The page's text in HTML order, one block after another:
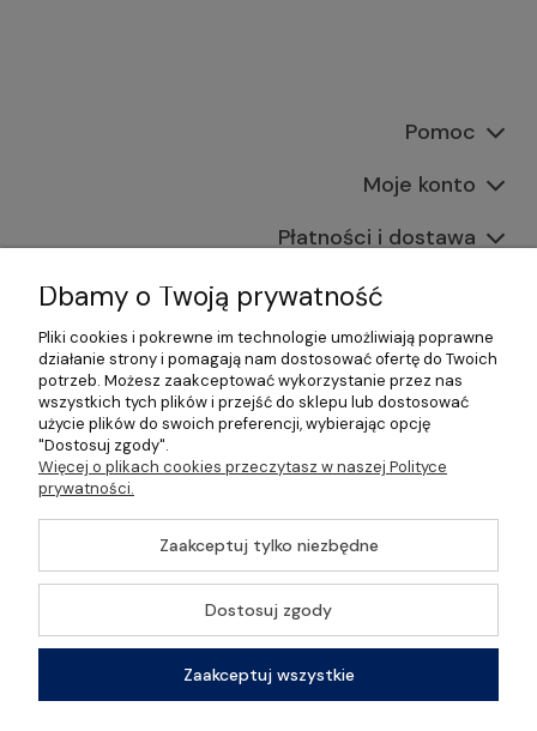
Pomoc
Moje konto
Płatności i dostawa
Informacje
O nas
©2026 Wszelkie Prawa Zastrzeżone | Gastrosklep |
Wyposażenie gastronomii, restauracji oraz barów
Szablon Master byEcommercy
Pokaż pełną wersję strony
Sklep internetowy Shoper Premium
Dbamy o Twoją prywatność
Pliki cookies i pokrewne im technologie umożliwiają poprawne
działanie strony i pomagają nam dostosować ofertę do Twoich
potrzeb. Możesz zaakceptować wykorzystanie przez nas
wszystkich tych plików i przejść do sklepu lub dostosować
użycie plików do swoich preferencji, wybierając opcję
"Dostosuj zgody".
Więcej o plikach cookies przeczytasz w naszej Polityce
prywatności.
Zaakceptuj tylko niezbędne
Dostosuj zgody
Zaakceptuj wszystkie